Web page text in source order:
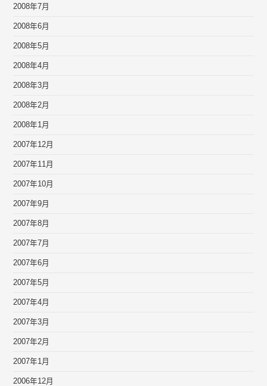
2008年7月
2008年6月
2008年5月
2008年4月
2008年3月
2008年2月
2008年1月
2007年12月
2007年11月
2007年10月
2007年9月
2007年8月
2007年7月
2007年6月
2007年5月
2007年4月
2007年3月
2007年2月
2007年1月
2006年12月